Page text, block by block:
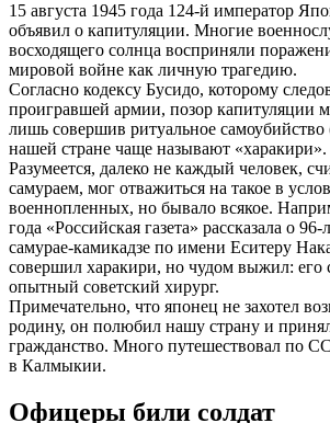
15 августа 1945 года 124-й император
объявил о капитуляции. Многие
восходящего солнца восприняли
мировой войне как личную трагедию.
Согласно кодексу Бусидо, которому
проигравшей армии, позор капитуляции
лишь совершив ритуальное самоубийство
нашей стране чаще называют «харакири».
Разумеется, далеко не каждый человек,
самураем, мог отважиться на такое в
военнопленных, но бывало всякое.
года «Российская газета» рассказала о
самурае-камикадзе по имени Еситеру
совершил харакири, но чудом выжил: его
опытный советский хирург.
Примечательно, что японец не захотел
родину, он полюбил нашу страну и
гражданство. Много путешествовал по
в Калмыкии.
Офицеры били солдат